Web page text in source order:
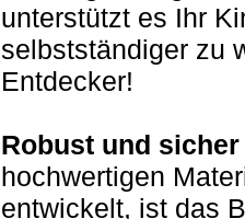
unterstützt es Ihr
selbstständiger zu
Entdecker!
Robust und
hochwertigen
entwickelt, ist das